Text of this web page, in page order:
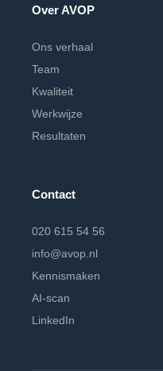
Over AVOP
Ons verhaal
Team
Kwaliteit
Werkwijze
Resultaten
Contact
020 615 54 56
info@avop.nl
Kennismaken
AI-scan
LinkedIn